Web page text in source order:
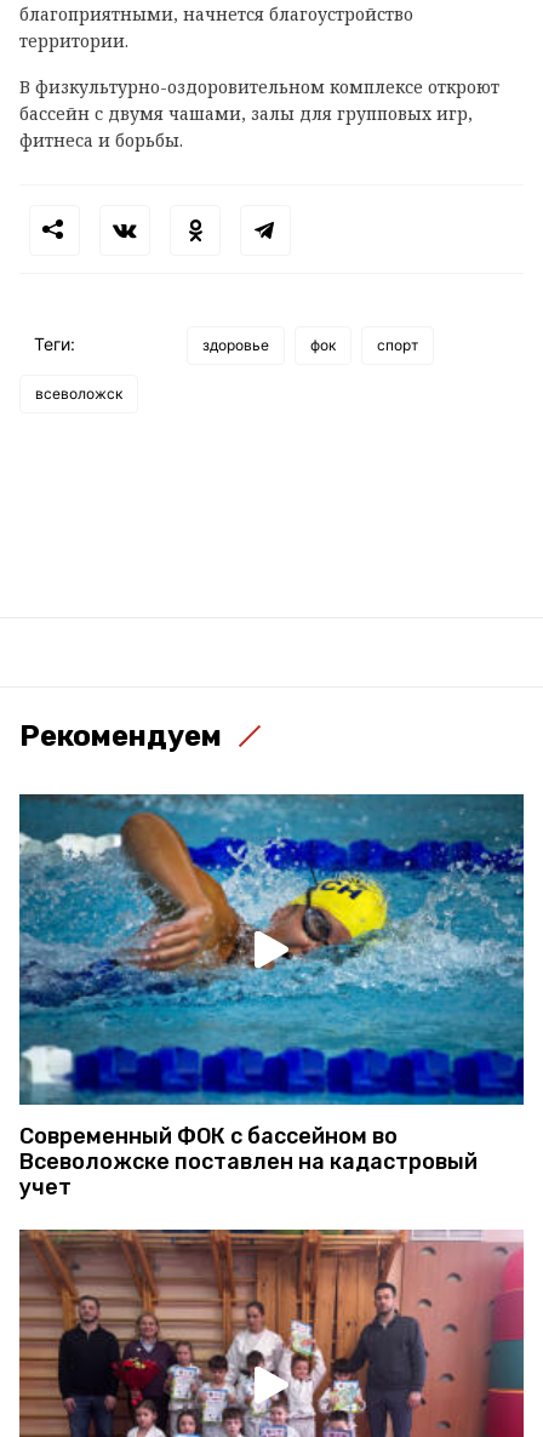
благоприятными, начнется благоустройство
территории.
В физкультурно-оздоровительном комплексе откроют
бассейн с двумя чашами, залы для групповых игр,
фитнеса и борьбы.
Теги: здоровье фок спорт
всеволожск
Рекомендуем
Современный ФОК с бассейном во
Всеволожске поставлен на кадастровый
учет